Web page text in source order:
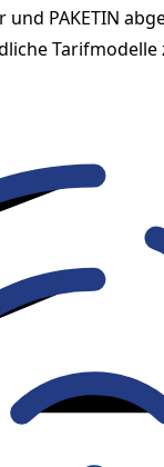
PAKETIN